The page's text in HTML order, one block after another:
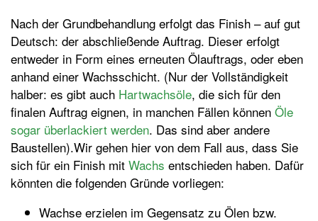
Nach der Grundbehandlung erfolgt das Finish – auf gut
Deutsch: der abschließende Auftrag. Dieser erfolgt
entweder in Form eines erneuten Ölauftrags, oder eben
anhand einer Wachsschicht. (Nur der Vollständigkeit
halber: es gibt auch Hartwachsöle, die sich für den
finalen Auftrag eignen, in manchen Fällen können Öle
sogar überlackiert werden. Das sind aber andere
Baustellen).Wir gehen hier von dem Fall aus, dass Sie
sich für ein Finish mit Wachs entschieden haben. Dafür
könnten die folgenden Gründe vorliegen:
Wachse erzielen im Gegensatz zu Ölen bzw.